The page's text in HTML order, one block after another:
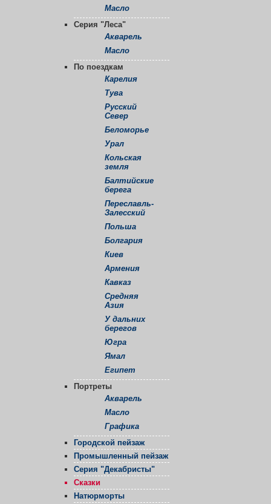
Масло
Серия "Леса"
Акварель
Масло
По поездкам
Карелия
Тува
Русский
Север
Беломорье
Урал
Кольская
земля
Балтийские
берега
Переславль-
Залесский
Польша
Болгария
Киев
Армения
Кавказ
Средняя
Азия
У дальних
берегов
Югра
Ямал
Египет
Портреты
Акварель
Масло
Графика
Городской пейзаж
Промышленный пейзаж
Серия "Декабристы"
Сказки
Натюрморты